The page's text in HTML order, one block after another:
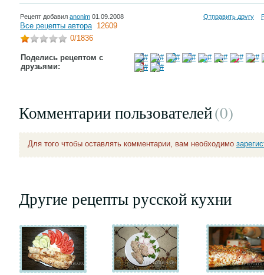
Рецепт добавил anonim 01.09.2008 Отправить другу
Все рецепты автора 12609
0/1836
Поделись рецептом с
друзьями:
Комментарии пользователей(0)
Для того чтобы оставлять комментарии, вам необходимо
Другие рецепты русской кухни